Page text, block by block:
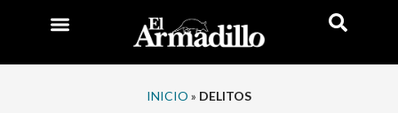
INICIO » DELITOS